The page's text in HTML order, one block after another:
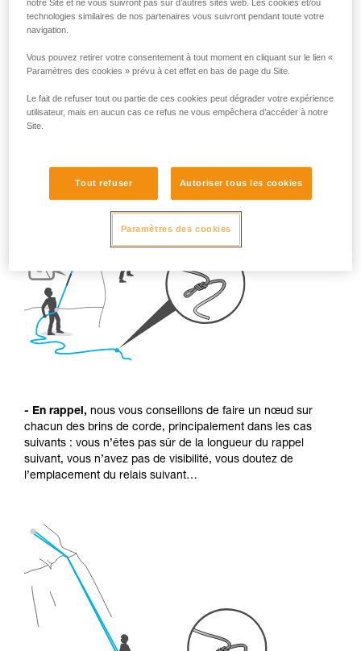
Alors, une fois sur le terrain, quels sont les réflexes à adopter
?
- En falaise,réalisez TOUJOURS un nœud en bout de
corde.
- En rappel, nous vous conseillons de faire un nœud sur
chacun des brins de corde, principalement dans les cas
suivants : vous n’êtes pas sûr de la longueur du rappel
suivant, vous n’avez pas de visibilité, vous doutez de
l’emplacement du relais suivant…
notre Site et ne vous suivront pas sur d’autres sites web. Les cookies et/ou
technologies similaires de nos partenaires vous suivront pendant toute votre
navigation.
Vous pouvez retirer votre consentement à tout moment en cliquant sur le lien «
Paramètres des cookies » prévu à cet effet en bas de page du Site.
Le fait de refuser tout ou partie de ces cookies peut dégrader votre expérience
utilisateur, mais en aucun cas ce refus ne vous empêchera d’accéder à notre
Site.
Tout refuser Autoriser tous les cookies
Paramètres des cookies